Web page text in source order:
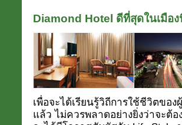
Diamond Hotel ดีที่สุดในเมือ
เพื่อจะได้เรียนรู้วิถีการใช้ชีวิตข
แล้ว ไม่ควรพลาดอย่างยิ่งว่าจะต้